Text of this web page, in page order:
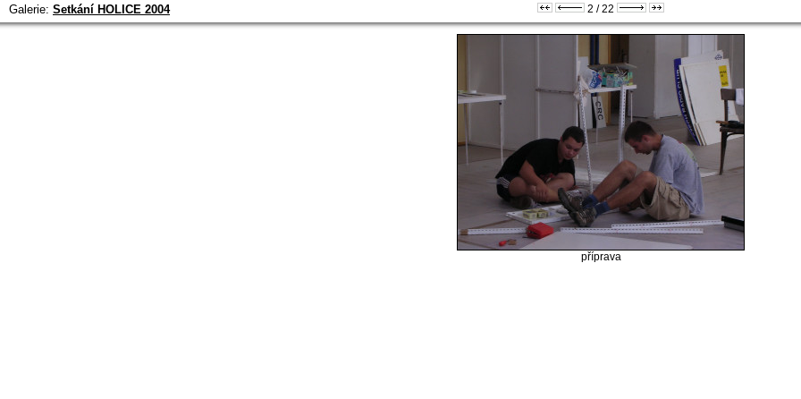
Galerie: Setkání HOLICE 2004 2 / 22
příprava